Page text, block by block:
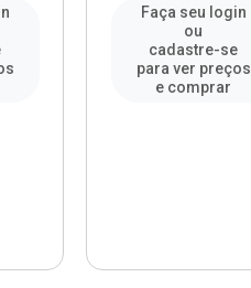
Faça seu login
ou
cadastre-se
para ver preços
e comprar